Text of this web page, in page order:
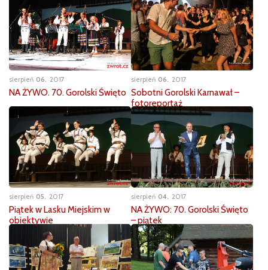
sierpień 06 2017
NA ŻYWO. 70. Gorolski Święto
sierpień 06 2017
Sobotni Gorolski Karnawał –
fotoreportaż
sierpień 05 2017
Piątek w Lasku Miejskim w
obiektywie
sierpień 04 2017
NA ŻYWO: 70. Gorolski Święto
– piątek